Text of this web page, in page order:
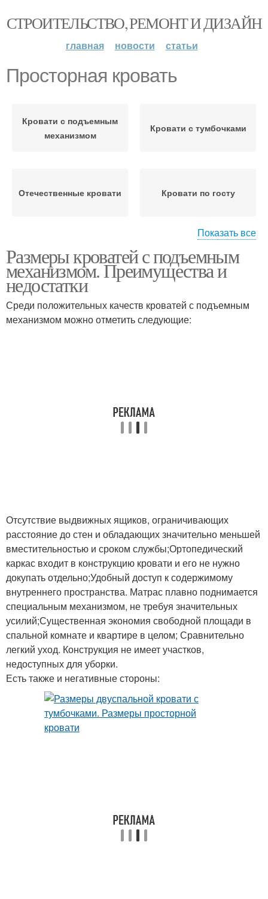
СТРОИТЕЛЬСТВО, РЕМОНТ И ДИЗАЙН
главная новости статьи
Просторная кровать
Кровати с подъемным
механизмом
Кровати с тумбочками
Отечественные кровати Кровати по госту
Полуторные кровати
Показать все
Размеры кроватей с подъемным
механизмом. Преимущества и
недостатки
Среди положительных качеств кроватей с подъемным
механизмом можно отметить следующие:
Отсутствие выдвижных ящиков, ограничивающих
расстояние до стен и обладающих значительно меньшей
вместительностью и сроком службы;Ортопедический
каркас входит в конструкцию кровати и его не нужно
докупать отдельно;Удобный доступ к содержимому
внутреннего пространства. Матрас плавно поднимается
специальным механизмом, не требуя значительных
усилий;Существенная экономия свободной площади в
спальной комнате и квартире в целом; Сравнительно
легкий уход. Конструкция не имеет участков,
недоступных для уборки.
Есть также и негативные стороны: